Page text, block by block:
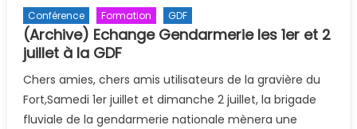
Conférence Formation GDF
(Archive) Echange Gendarmerie les 1er et 2
juillet à la GDF
Chers amies, chers amis utilisateurs de la gravière du
Fort,Samedi 1er juillet et dimanche 2 juillet, la brigade
fluviale de la gendarmerie nationale mènera une